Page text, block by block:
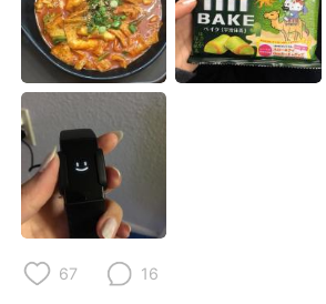
Русский ไทย
Indonesia
Türkçe
Português
67 16